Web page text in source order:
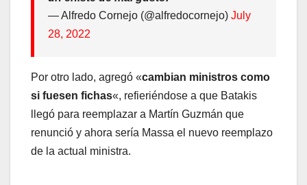
— Alfredo Cornejo (@alfredocornejo) July
28, 2022
Por otro lado, agregó «cambian ministros como
si fuesen fichas«, refieriéndose a que Batakis
llegó para reemplazar a Martín Guzmán que
renunció y ahora sería Massa el nuevo reemplazo
de la actual ministra.